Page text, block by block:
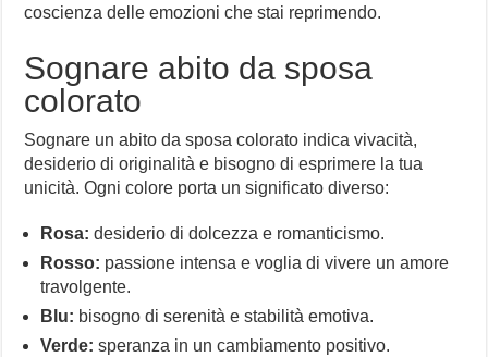
coscienza delle emozioni che stai reprimendo.
Sognare abito da sposa
colorato
Sognare un abito da sposa colorato indica vivacità,
desiderio di originalità e bisogno di esprimere la tua
unicità. Ogni colore porta un significato diverso:
Rosa: desiderio di dolcezza e romanticismo.
Rosso: passione intensa e voglia di vivere un amore
travolgente.
Blu: bisogno di serenità e stabilità emotiva.
Verde: speranza in un cambiamento positivo.